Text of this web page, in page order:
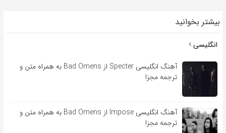
بیشتر بخوانید
انگلیسی
آهنگ انگلیسی Specter از Bad Omens به همراه متن و
ترجمه مجزا
آهنگ انگلیسی Impose از Bad Omens به همراه متن و
ترجمه مجزا